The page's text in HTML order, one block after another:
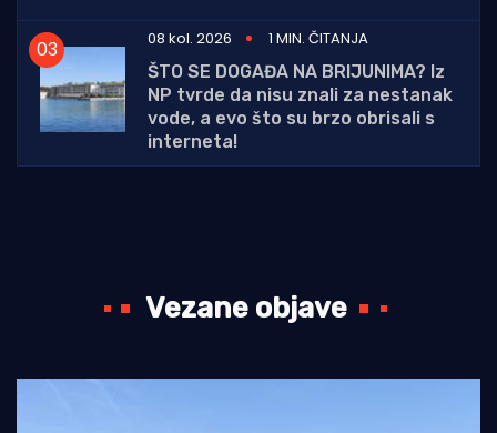
08 kol. 2026
1 MIN. ČITANJA
ŠTO SE DOGAĐA NA BRIJUNIMA? Iz
NP tvrde da nisu znali za nestanak
vode, a evo što su brzo obrisali s
interneta!
Vezane objave